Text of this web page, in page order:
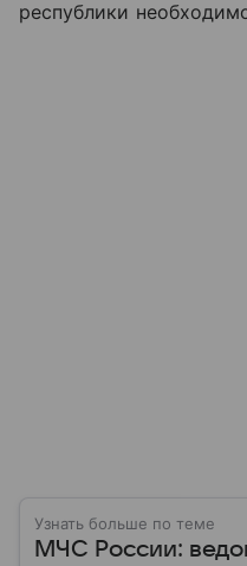
республики
Узнать больше по теме
МЧС России: